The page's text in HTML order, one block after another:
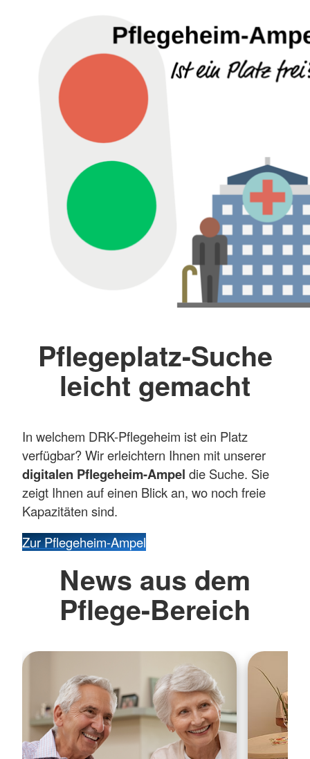
Pflegeplatz-Suche
leicht gemacht
In welchem DRK-Pflegeheim ist ein Platz
verfügbar? Wir erleichtern Ihnen mit unserer
digitalen Pflegeheim-Ampel die Suche. Sie
zeigt Ihnen auf einen Blick an, wo noch freie
Kapazitäten sind.
Zur Pflegeheim-Ampel
News aus dem
Pflege-Bereich